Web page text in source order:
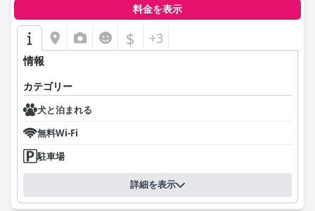
料金を表示
$ +3
情報
カテゴリー
犬と泊まれる
無料Wi-Fi
駐車場
詳細を表示